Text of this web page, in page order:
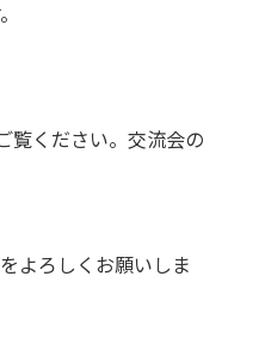
覧ください。交流会の
よろしくお願いしま